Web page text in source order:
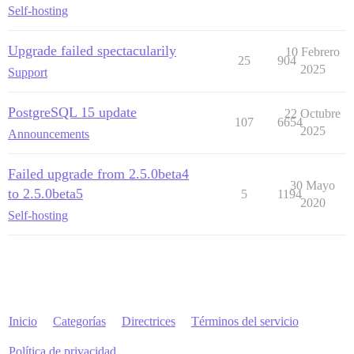
Self-hosting
Upgrade failed spectacularily
Support
25 904
10 Febrero
2025
PostgreSQL 15 update
Announcements
107 6654
22 Octubre
2025
Failed upgrade from 2.5.0beta4
to 2.5.0beta5
Self-hosting
5 1194
30 Mayo
2020
Inicio Categorías Directrices Términos del servicio